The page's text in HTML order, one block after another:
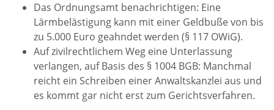
Das Ordnungsamt benachrichtigen: Eine
Lärmbelästigung kann mit einer Geldbuße von bis
zu 5.000 Euro geahndet werden (§ 117 OWiG).
Auf zivilrechtlichem Weg eine Unterlassung
verlangen, auf Basis des § 1004 BGB: Manchmal
reicht ein Schreiben einer Anwaltskanzlei aus und
es kommt gar nicht erst zum Gerichtsverfahren.